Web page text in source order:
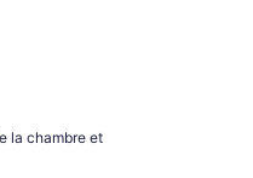
la chambre et